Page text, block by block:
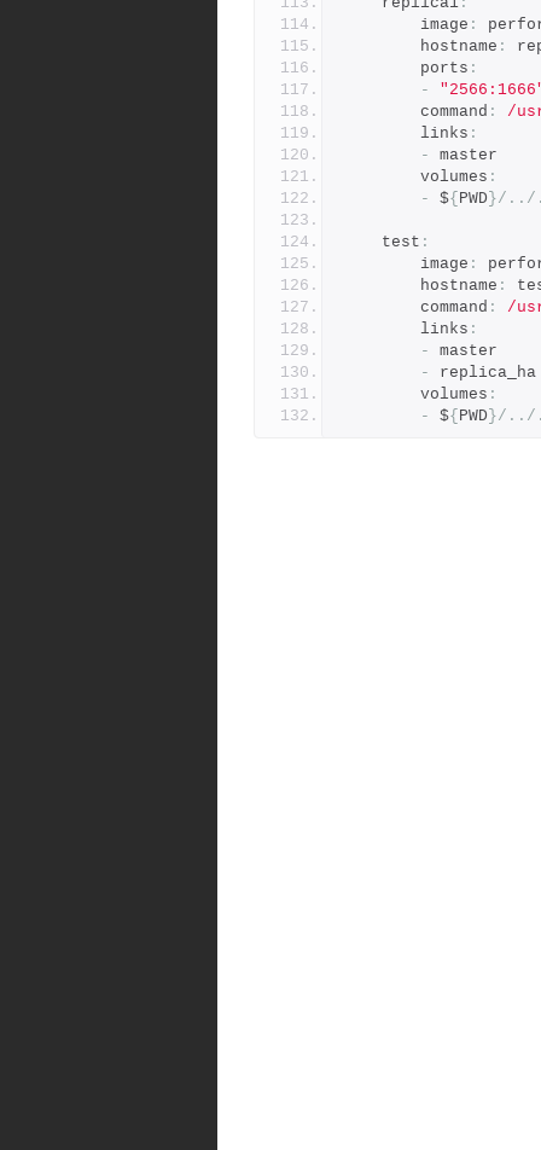
        image
:
        hostname
:
        ports
:
-
        command
:
/
        links
:
-
master
        volumes
:
-
${ PWD }/
    test
:
        image
:
        hostname
:
        command
:
/
        links
:
-
master
-
replica_ha
        volumes
:
-
${ PWD }/